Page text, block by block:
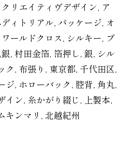
リエイティヴデザイン, ア
ィトリアル, パッケージ, オ
ールドクロス, シルキー, プ
, 村田金箔, 箔押し, 銀, シル
ク, 布張り, 東京都, 千代田区,
ジ, ホローバック, 腔背, 角丸,
ン, 糸かがり綴じ, 上製本,
キンマリ, 北越紀州